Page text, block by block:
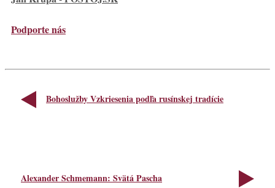
Podporte nás
Bohoslužby Vzkriesenia podľa rusínskej tradície
Alexander Schmemann: Svätá Pascha